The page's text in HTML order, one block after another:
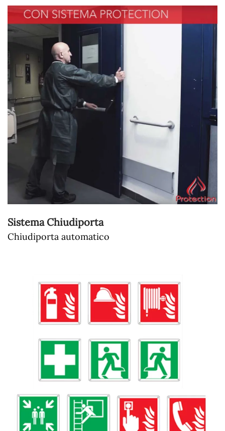
Sistema Chiudiporta
Chiudiporta automatico